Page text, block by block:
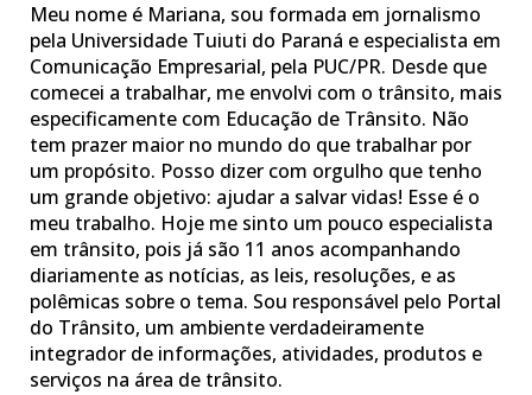
Meu nome é Mariana, sou formada em jornalismo
pela Universidade Tuiuti do Paraná e especialista em
Comunicação Empresarial, pela PUC/PR. Desde que
comecei a trabalhar, me envolvi com o trânsito, mais
especificamente com Educação de Trânsito. Não
tem prazer maior no mundo do que trabalhar por
um propósito. Posso dizer com orgulho que tenho
um grande objetivo: ajudar a salvar vidas! Esse é o
meu trabalho. Hoje me sinto um pouco especialista
em trânsito, pois já são 11 anos acompanhando
diariamente as notícias, as leis, resoluções, e as
polêmicas sobre o tema. Sou responsável pelo Portal
do Trânsito, um ambiente verdadeiramente
integrador de informações, atividades, produtos e
serviços na área de trânsito.